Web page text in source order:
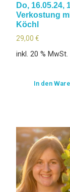
Do, 16.05.24,
Verkostung
Köchl
29,00 €
inkl. 20 % MwSt.
In den